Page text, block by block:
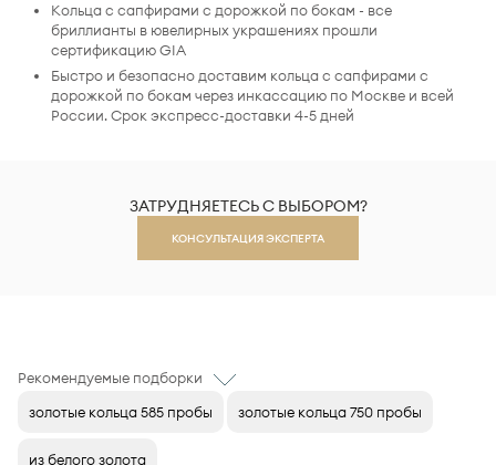
Кольца с сапфирами с дорожкой по бокам - все
бриллианты в ювелирных украшениях прошли
сертификацию GIA
Быстро и безопасно доставим кольца с сапфирами с
дорожкой по бокам через инкассацию по Москве и всей
России. Срок экспресс-доставки 4-5 дней
ЗАТРУДНЯЕТЕСЬ С ВЫБОРОМ?
КОНСУЛЬТАЦИЯ ЭКСПЕРТА
Рекомендуемые подборки
золотые кольца 585 пробы
золотые кольца 750 пробы
из белого золота